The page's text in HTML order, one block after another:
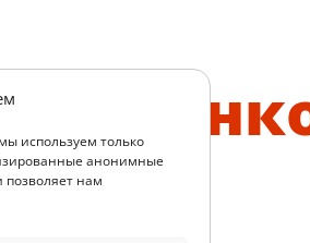
используем только
анонимные
позволяет нам